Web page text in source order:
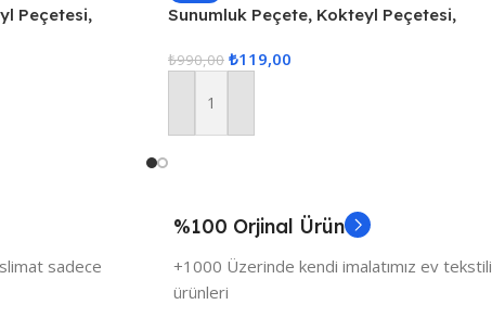
Peçetesi,
Sunumluk Peçete, Kokteyl Peçetesi,
Adet Sunum Peçetesi
₺990,00 ₺119,00
Sepete Ekle
sadece
%100 Orjinal Ürün
+1000 Üzerinde kendi imalatımız ev tekstili
ürünleri